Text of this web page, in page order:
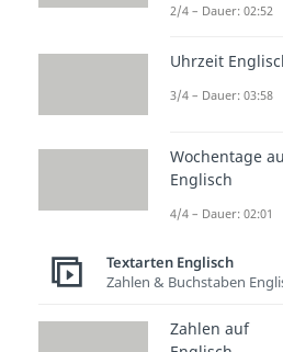
ans Licht.
Erster
Bronwyn,
Simon
weil sie im
Mr. Avery
Regel
behaupten
2/4 – Dauer: 02:52
Uhrzeit
3/4 – Dauer: 03:58
Wochentage
Englisch
4/4 – Dauer: 02:01
Textarten Englisch
Zahlen & Buchstaben
Zahlen auf